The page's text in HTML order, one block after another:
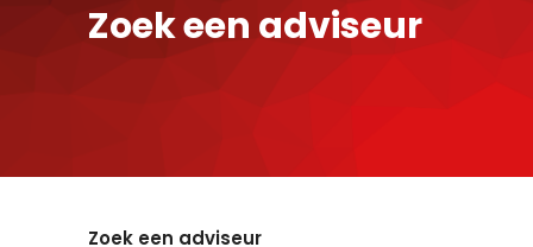
Zoek een adviseur
Zoek een adviseur